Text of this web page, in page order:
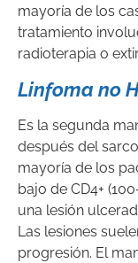
mayoría de los
tratamiento
radioterapia o
Linfoma no
Es la segunda
después del
mayoría de los
bajo de CD4+
una lesión
Las lesiones
progresión. El